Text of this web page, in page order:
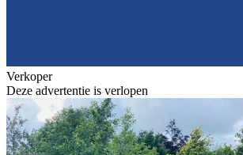
Verkoper
Deze advertentie is verlopen